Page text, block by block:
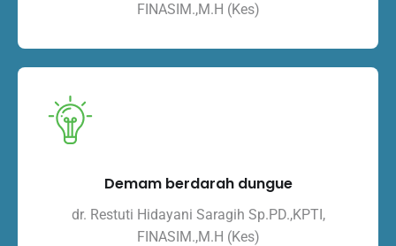
FINASIM.,M.H (Kes)
Demam berdarah dungue
dr. Restuti Hidayani Saragih Sp.PD.,KPTI,
FINASIM.,M.H (Kes)